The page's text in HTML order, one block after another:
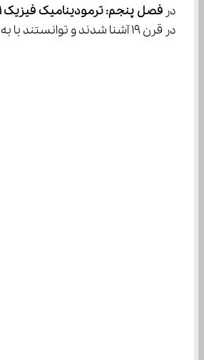
در فصل پنجم: ترمودینامیک فیزیک ۱
در قرن ۱۹ آشنا شدند و توانستند با به کار گیری آن صنعت را رشد دهند. در این درس به موضوعات زیر پرداخته شده است.